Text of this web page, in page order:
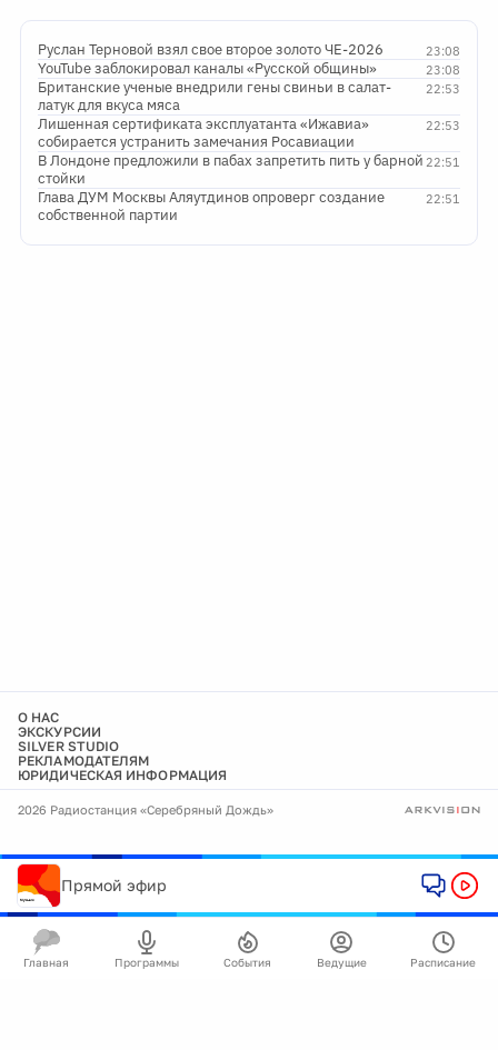
23:08
Руслан Терновой взял свое второе золото ЧЕ-2026
23:08
YouTube заблокировал каналы «Русской общины»
22:53
Британские ученые внедрили гены свиньи в салат-
латук для вкуса мяса
22:53
Лишенная сертификата эксплуатанта «Ижавиа»
собирается устранить замечания Росавиации
22:51
В Лондоне предложили в пабах запретить пить у барной
стойки
22:51
Глава ДУМ Москвы Аляутдинов опроверг создание
собственной партии
О НАС
ЭКСКУРСИИ
SILVER STUDIO
РЕКЛАМОДАТЕЛЯМ
ЮРИДИЧЕСКАЯ ИНФОРМАЦИЯ
2026 Радиостанция «Серебряный Дождь»
Прямой эфир
Главная Программы События Ведущие Расписание